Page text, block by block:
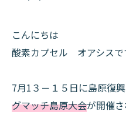
こんにちは
酸素カプセル オアシスで
7月1３－１５日に島原復
グマッチ島原大会が開催さ